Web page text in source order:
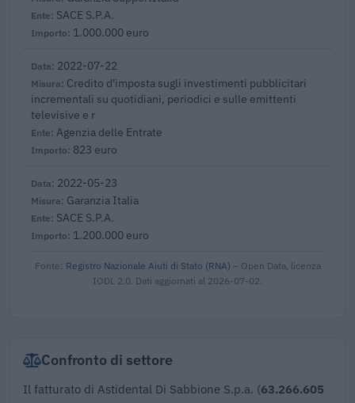
SACE S.P.A.
1.000.000 euro
2022-07-22
Credito d'imposta sugli investimenti pubblicitari
incrementali su quotidiani, periodici e sulle emittenti
televisive e r
Agenzia delle Entrate
823 euro
2022-05-23
Garanzia Italia
SACE S.P.A.
1.200.000 euro
Fonte: Registro Nazionale Aiuti di Stato (RNA) – Open Data, licenza
IODL 2.0. Dati aggiornati al 2026-07-02.
Confronto di settore
Il fatturato di Astidental Di Sabbione S.p.a. (63.266.605